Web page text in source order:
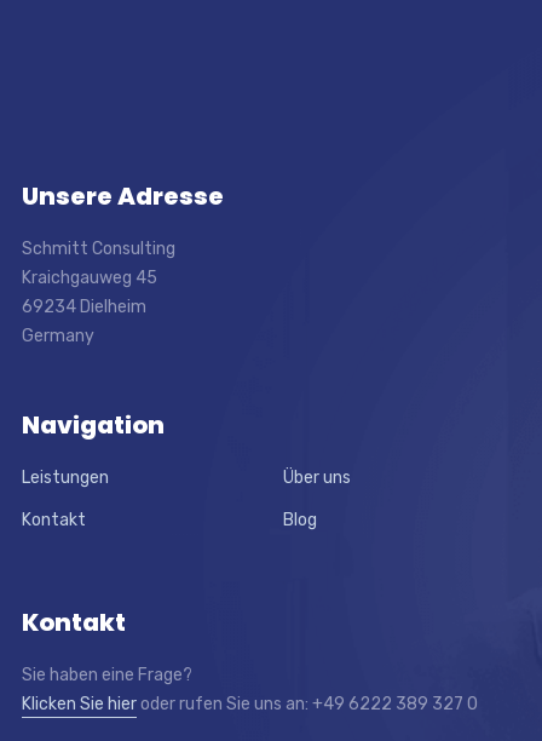
Unsere Adresse
Schmitt Consulting
Kraichgauweg 45
69234 Dielheim
Germany
Navigation
Leistungen Über uns
Kontakt Blog
Kontakt
Sie haben eine Frage?
Klicken Sie hieroder rufen Sie uns an: +49 6222 389 327 0